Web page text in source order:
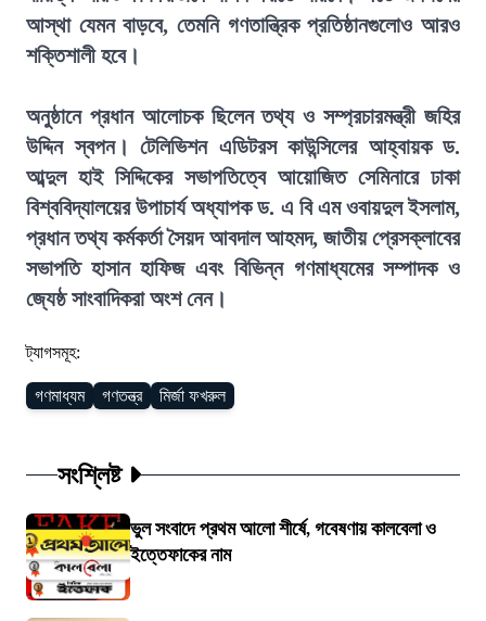
আস্থা যেমন বাড়বে, তেমনি গণতান্ত্রিক প্রতিষ্ঠানগুলোও আরও
শক্তিশালী হবে।
অনুষ্ঠানে প্রধান আলোচক ছিলেন তথ্য ও সম্প্রচারমন্ত্রী জহির
উদ্দিন স্বপন। টেলিভিশন এডিটরস কাউন্সিলের আহ্বায়ক ড.
আব্দুল হাই সিদ্দিকের সভাপতিত্বে আয়োজিত সেমিনারে ঢাকা
বিশ্ববিদ্যালয়ের উপাচার্য অধ্যাপক ড. এ বি এম ওবায়দুল ইসলাম,
প্রধান তথ্য কর্মকর্তা সৈয়দ আবদাল আহমদ, জাতীয় প্রেসক্লাবের
সভাপতি হাসান হাফিজ এবং বিভিন্ন গণমাধ্যমের সম্পাদক ও
জ্যেষ্ঠ সাংবাদিকরা অংশ নেন।
ট্যাগসমূহ:
গণমাধ্যম গণতন্ত্র মির্জা ফখরুল
সংশ্লিষ্ট
ভুল সংবাদে প্রথম আলো শীর্ষে, গবেষণায় কালবেলা ও
ইত্তেফাকের নাম